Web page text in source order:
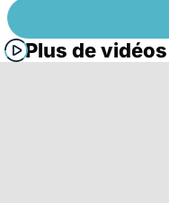
Plus de vidéos